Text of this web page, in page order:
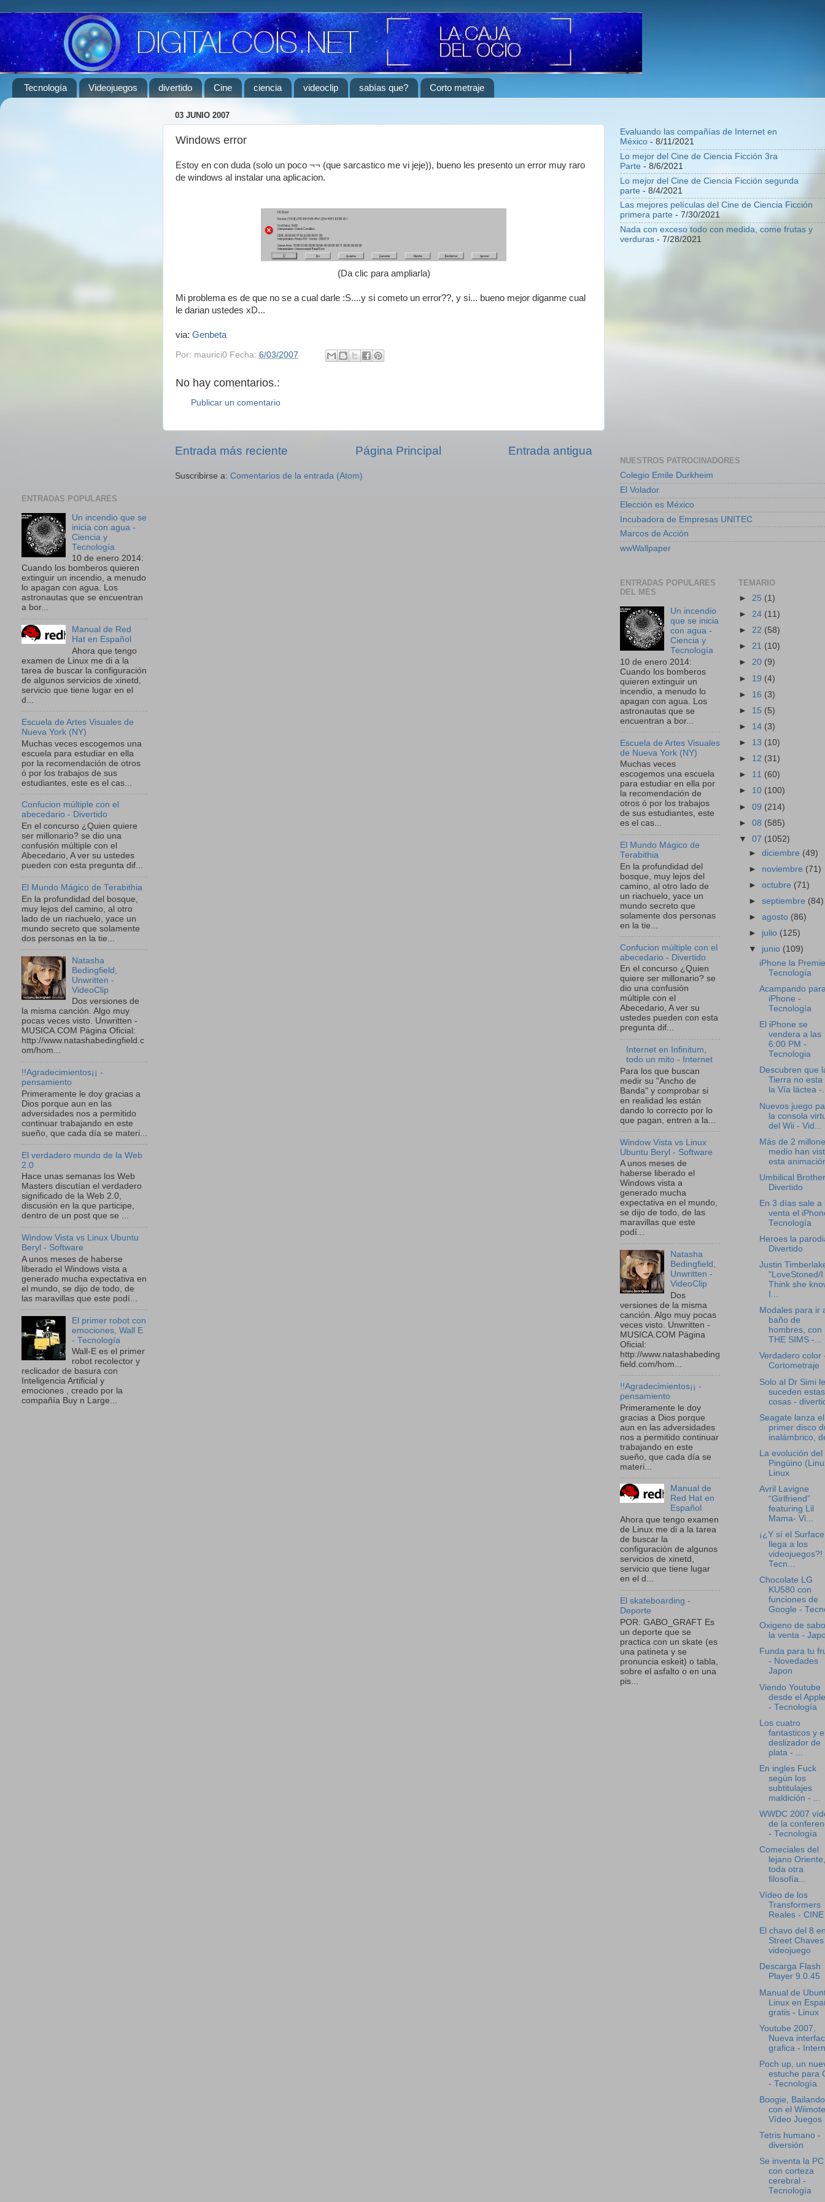
Tecnología Videojuegos divertido Cine ciencia videoclip sabías que? Corto metraje
03 JUNIO 2007
Windows error
Estoy en con duda (solo un poco ¬¬ (que sarcastico me vi jeje)), bueno les presento un error muy raro
de windows al instalar una aplicacion.
(Da clic para ampliarla)
Mi problema es de que no se a cual darle :S....y si cometo un error??, y si... bueno mejor diganme cual
le darian ustedes xD...
via: Genbeta
Por: maurici0 Fecha: 6/03/2007
No hay comentarios.:
Publicar un comentario
Entrada más reciente Entrada antigua
Página Principal
Suscribirse a: Comentarios de la entrada (Atom)
ENTRADAS POPULARES
Un incendio que se
inicia con agua -
Ciencia y
Tecnología
10 de enero 2014:
Cuando los bomberos quieren
extinguir un incendio, a menudo
lo apagan con agua. Los
astronautas que se encuentran
a bor...
Manual de Red
Hat en Español
Ahora que tengo
examen de Linux me di a la
tarea de buscar la configuración
de algunos servicios de xinetd,
servicio que tiene lugar en el
d...
Escuela de Artes Visuales de
Nueva York (NY)
Muchas veces escogemos una
escuela para estudiar en ella
por la recomendación de otros
ó por los trabajos de sus
estudiantes, este es el cas...
Confucion múltiple con el
abecedario - Divertido
En el concurso ¿Quien quiere
ser millonario? se dio una
confusión múltiple con el
Abecedario, A ver su ustedes
pueden con esta pregunta dif...
El Mundo Mágico de Terabithia
En la profundidad del bosque,
muy lejos del camino, al otro
lado de un riachuelo, yace un
mundo secreto que solamente
dos personas en la tie...
Natasha
Bedingfield,
Unwritten -
VideoClip
Dos versiones de
la misma canción. Algo muy
pocas veces visto. Unwritten -
MUSICA.COM Página Oficial:
http://www.natashabedingfield.c
om/hom...
!!Agradecimientos¡¡ -
pensamiento
Primeramente le doy gracias a
Dios porque aun en las
adversidades nos a permitido
continuar trabajando en este
sueño, que cada día se materi...
El verdadero mundo de la Web
2.0
Hace unas semanas los Web
Masters discutían el verdadero
significado de la Web 2.0,
discusión en la que participe,
dentro de un post que se ...
Window Vista vs Linux Ubuntu
Beryl - Software
A unos meses de haberse
liberado el Windows vista a
generado mucha expectativa en
el mundo, se dijo de todo, de
las maravillas que este podí...
El primer robot con
emociones, Wall E
- Tecnología
Wall-E es el primer
robot recolector y
reclicador de basura con
Inteligencia Artificial y
emociones , creado por la
compañía Buy n Large...
Evaluando las compañías de Internet en
México - 8/11/2021
Lo mejor del Cine de Ciencia Ficción 3ra
Parte - 8/6/2021
Lo mejor del Cine de Ciencia Ficción segunda
parte - 8/4/2021
Las mejores películas del Cine de Ciencia Ficción
primera parte - 7/30/2021
Nada con exceso todo con medida, come frutas y
verduras - 7/28/2021
NUESTROS PATROCINADORES
Colegio Emile Durkheim
El Volador
Elección es México
Incubadora de Empresas UNITEC
Marcos de Acción
wwWallpaper
ENTRADAS POPULARES
DEL MES
Un incendio
que se inicia
con agua -
Ciencia y
Tecnología
10 de enero 2014:
Cuando los bomberos
quieren extinguir un
incendio, a menudo lo
apagan con agua. Los
astronautas que se
encuentran a bor...
Escuela de Artes Visuales
de Nueva York (NY)
Muchas veces
escogemos una escuela
para estudiar en ella por
la recomendación de
otros ó por los trabajos
de sus estudiantes, este
es el cas...
El Mundo Mágico de
Terabithia
En la profundidad del
bosque, muy lejos del
camino, al otro lado de
un riachuelo, yace un
mundo secreto que
solamente dos personas
en la tie...
Confucion múltiple con el
abecedario - Divertido
En el concurso ¿Quien
quiere ser millonario? se
dio una confusión
múltiple con el
Abecedario, A ver su
ustedes pueden con esta
pregunta dif...
Internet en Infinitum,
todo un mito - Internet
Para los que buscan
medir su "Ancho de
Banda" y comprobar si
en realidad les están
dando lo correcto por lo
que pagan, entren a la...
Window Vista vs Linux
Ubuntu Beryl - Software
A unos meses de
haberse liberado el
Windows vista a
generado mucha
expectativa en el mundo,
se dijo de todo, de las
maravillas que este
podí...
Natasha
Bedingfield,
Unwritten -
VideoClip
Dos
versiones de la misma
canción. Algo muy pocas
veces visto. Unwritten -
MUSICA.COM Página
Oficial:
http://www.natashabeding
field.com/hom...
!!Agradecimientos¡¡ -
pensamiento
Primeramente le doy
gracias a Dios porque
aun en las adversidades
nos a permitido continuar
trabajando en este
sueño, que cada día se
materi...
Manual de
Red Hat en
Español
Ahora que tengo examen
de Linux me di a la tarea
de buscar la
configuración de algunos
servicios de xinetd,
servicio que tiene lugar
en el d...
El skateboarding -
Deporte
POR: GABO_GRAFT Es
un deporte que se
practica con un skate (es
una patineta y se
pronuncia eskeit) o tabla,
sobre el asfalto o en una
pis...
TEMARIO
► 25 (1)
► 24 (11)
► 22 (58)
► 21 (10)
► 20 (9)
► 19 (4)
► 16 (3)
► 15 (5)
► 14 (3)
► 13 (10)
► 12 (31)
► 11 (60)
► 10 (100)
► 09 (214)
► 08 (585)
▼ 07 (1052)
►diciembre (49)
► noviembre (71)
►octubre (71)
►septiembre (84)
►agosto (86)
► julio (125)
▼ junio (109)
iPhone la
Tecnología
Acampando
iPhone -
Tecnología
El iPhone se
vendera a las
6:00 PM -
Tecnologia
Descubren que
Tierra no esta
la Vía láctea -
Nuevos juego
la consola
del Wii - Vid...
Más de 2
medio han
esta
Umbilical
Divertido
En 3 días sale a
venta el
Tecnología
Heroes la
Divertido
Justin
"LoveStoned/I
Think she
I...
Modales para ir
baño de
hombres, con
THE SIMS -...
Verdadero color
Cortometraje
Solo al Dr Simi le
suceden estas
cosas -
Seagate lanza el
primer disco
inalámbrico,
La evolución del
Pingüino
Linux
Avril Lavigne
“Girlfriend”
featuring Lil
Mama- Vi...
¡¿Y sí el Surface
llega a los
videojuegos?!
Tecn...
Chocolate LG
KU580 con
funciones de
Google -
Oxigeno de
la venta -
Funda para tu
- Novedades
Japon
Viendo Youtube
desde el
- Tecnología
Los cuatro
fantasticos y
deslizador de
plata - ...
En ingles Fuck
según los
subtitulajes
maldición - ...
WWDC 2007
de la
- Tecnología
Comeciales del
lejano Oriente,
toda otra
filosofía...
Vídeo de los
Transformers
Reales - CINE
El chavo del 8
Street
videojuego
Descarga Flash
Player 9.0.45
Manual de
Linux en
gratis - Linux
Youtube 2007,
Nueva
grafica -
Poch up, un
estuche para
- Tecnología
Boogie, Bailando
con el
Vídeo Juegos
Tetris humano -
diversión
Se inventa la PC
con corteza
cerebral -
Tecnología